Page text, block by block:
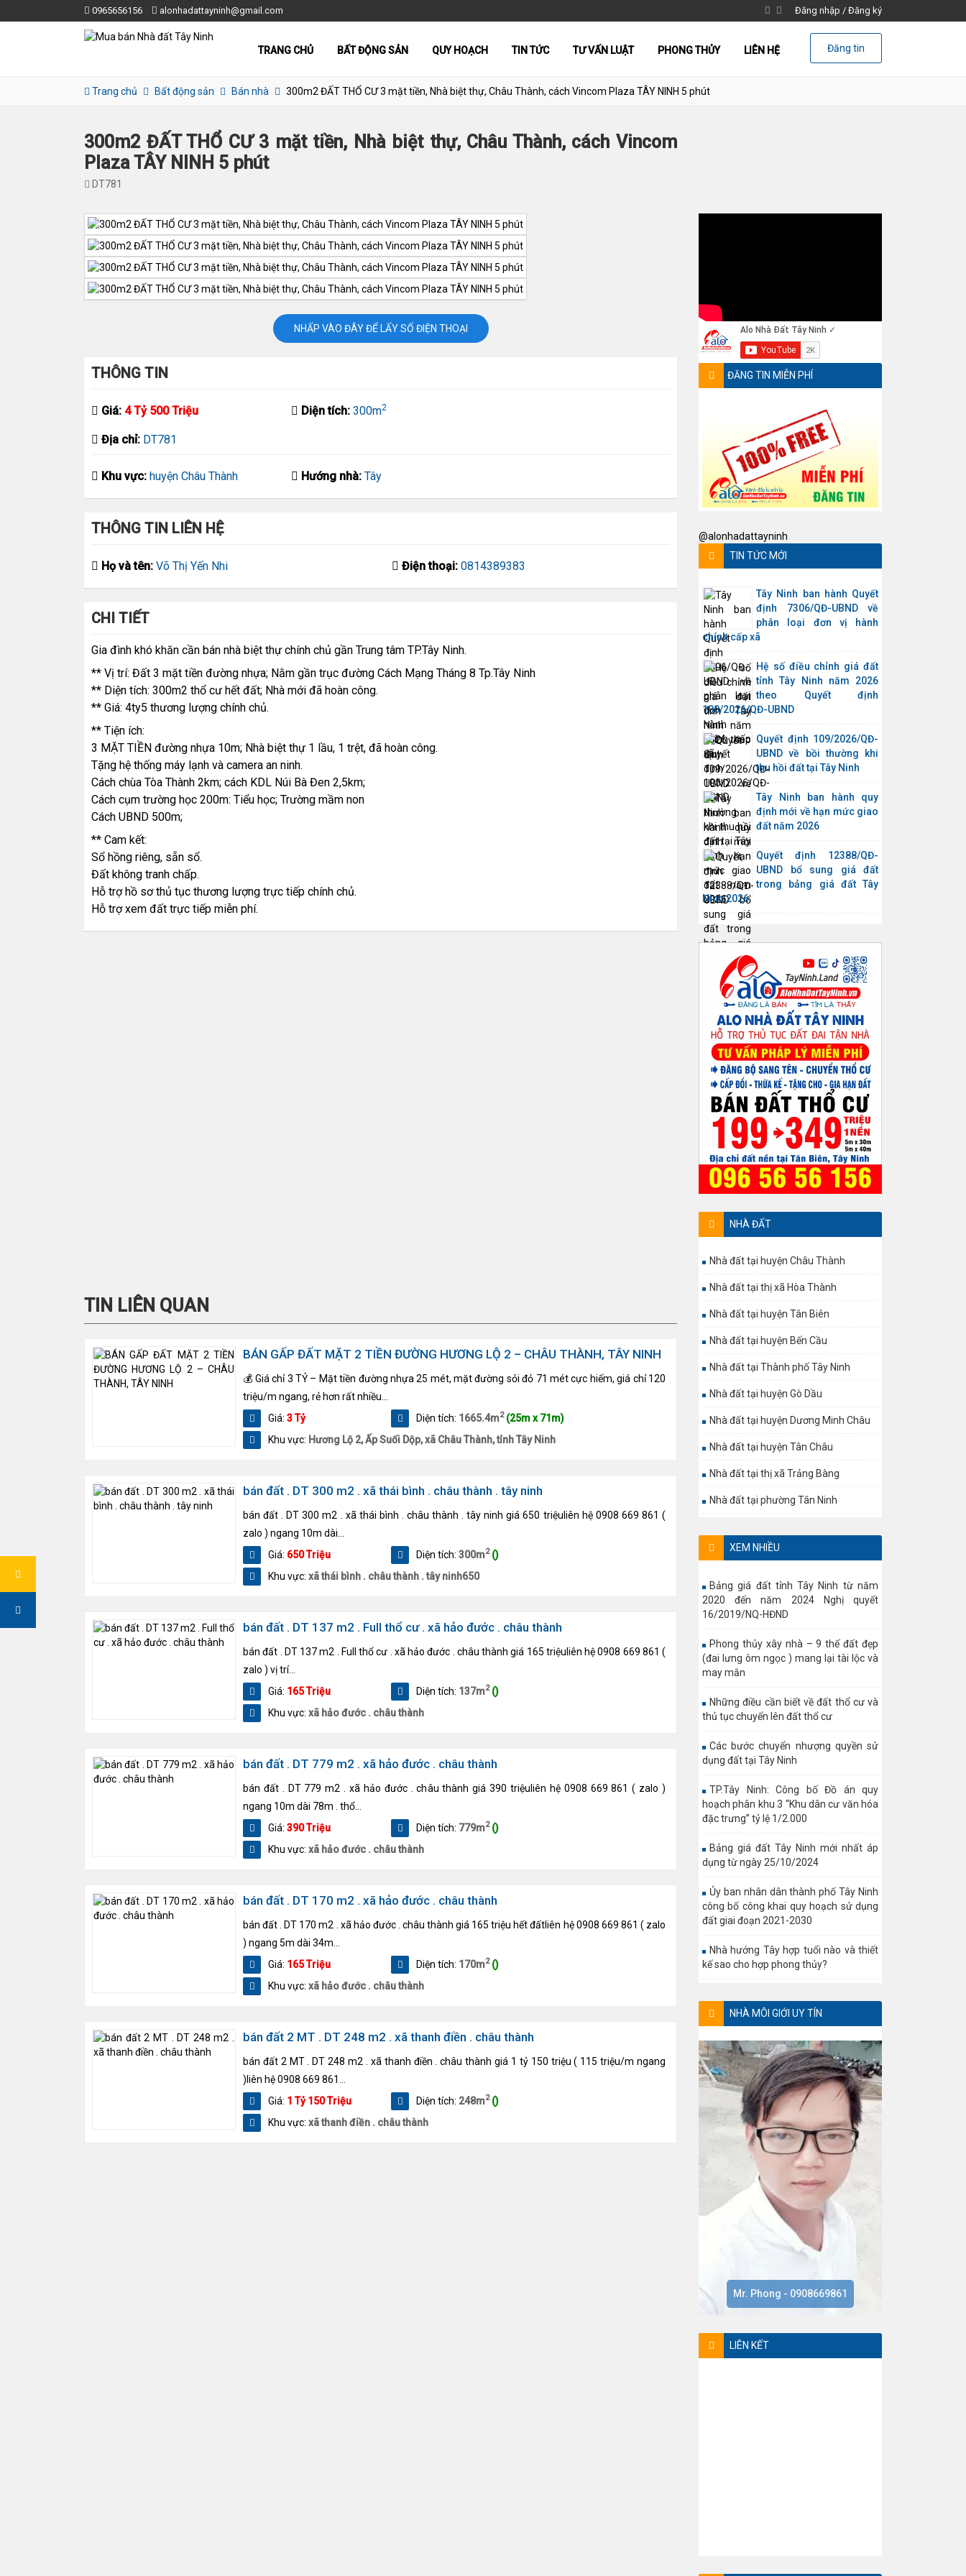
0965656156 alonhadattayninh@gmail.com Đăng nhập / Đăng ký
TRANG CHỦ BẤT ĐỘNG SẢN QUY HOẠCH TIN TỨC TƯ VẤN LUẬT PHONG THỦY LIÊN HỆ Đăng tin
Trang chủ Bất động sản Bán nhà 300m2 ĐẤT THỔ CƯ 3 mặt tiền, Nhà biệt thự, Châu Thành, cách Vincom Plaza TÂY NINH 5 phút
300m2 ĐẤT THỔ CƯ 3 mặt tiền, Nhà biệt thự, Châu Thành, cách Vincom
Plaza TÂY NINH 5 phút
DT781
NHẤP VÀO ĐÂY ĐỂ LẤY SỐ ĐIỆN THOẠI
THÔNG TIN
Giá: 4 Tỷ 500 Triệu Diện tích:300m2
Địa chỉ: DT781
Khu vực: huyện Châu Thành Hướng nhà:Tây
THÔNG TIN LIÊN HỆ
Họ và tên: Võ Thị Yến Nhi Điện thoại: 0814389383
CHI TIẾT
Gia đình khó khăn cần bán nhà biệt thự chính chủ gần Trung tâm TP.Tây Ninh.
** Vị trí: Đất 3 mặt tiền đường nhựa; Nằm gần trục đường Cách Mạng Tháng 8 Tp.Tây Ninh
** Diện tích: 300m2 thổ cư hết đất; Nhà mới đã hoàn công.
** Giá: 4ty5 thương lượng chính chủ.
** Tiện ích:
3 MẶT TIỀN đường nhựa 10m; Nhà biệt thự 1 lầu, 1 trệt, đã hoàn công.
Tặng hệ thống máy lạnh và camera an ninh.
Cách chùa Tòa Thành 2km; cách KDL Núi Bà Đen 2,5km;
Cách cụm trường học 200m: Tiểu học; Trường mầm non
Cách UBND 500m;
** Cam kết:
Sổ hồng riêng, sẵn sổ.
Đất không tranh chấp.
Hỗ trợ hồ sơ thủ tục thương lượng trực tiếp chính chủ.
Hỗ trợ xem đất trực tiếp miễn phí.
TIN LIÊN QUAN
BÁN GẤP ĐẤT MẶT 2 TIỀN ĐƯỜNG HƯƠNG LỘ 2 – CHÂU THÀNH, TÂY NINH
💰 Giá chỉ 3 TỶ – Mặt tiền đường nhựa 25 mét, mặt đường sỏi đỏ 71 mét cực hiếm, giá chỉ 120
triệu/m ngang, rẻ hơn rất nhiều...
Giá: 3 Tỷ Diện tích: 1665.4m2 (25m x 71m)
Khu vực: Hương Lộ 2, Ấp Suối Dộp, xã Châu Thành, tỉnh Tây Ninh
bán đất . DT 300 m2 . xã thái bình . châu thành . tây ninh
bán đất . DT 300 m2 . xã thái bình . châu thành . tây ninh giá 650 triệuliên hệ 0908 669 861 (
zalo ) ngang 10m dài...
Giá: 650 Triệu Diện tích: 300m2 ()
Khu vực: xã thái bình . châu thành . tây ninh650
bán đất . DT 137 m2 . Full thổ cư . xã hảo đước . châu thành
bán đất . DT 137 m2 . Full thổ cư . xã hảo đước . châu thành giá 165 triệuliên hệ 0908 669 861 (
zalo ) vị trí...
Giá: 165 Triệu Diện tích: 137m2 ()
Khu vực: xã hảo đước . châu thành
bán đất . DT 779 m2 . xã hảo đước . châu thành
bán đất . DT 779 m2 . xã hảo đước . châu thành giá 390 triệuliên hệ 0908 669 861 ( zalo )
ngang 10m dài 78m . thổ...
Giá: 390 Triệu Diện tích: 779m2 ()
Khu vực: xã hảo đước . châu thành
bán đất . DT 170 m2 . xã hảo đước . châu thành
bán đất . DT 170 m2 . xã hảo đước . châu thành giá 165 triệu hết đấtliên hệ 0908 669 861 ( zalo
) ngang 5m dài 34m...
Giá: 165 Triệu Diện tích: 170m2 ()
Khu vực: xã hảo đước . châu thành
bán đất 2 MT . DT 248 m2 . xã thanh điền . châu thành
bán đất 2 MT . DT 248 m2 . xã thanh điền . châu thành giá 1 tỷ 150 triệu ( 115 triệu/m ngang
)liên hệ 0908 669 861...
Giá: 1 Tỷ 150 Triệu Diện tích: 248m2 ()
Khu vực: xã thanh điền . châu thành
ĐĂNG TIN MIỄN PHÍ
@alonhadattayninh
TIN TỨC MỚI
Tây Ninh ban hành Quyết
định 7306/QĐ-UBND về
phân loại đơn vị hành
chính cấp xã
Hệ số điều chỉnh giá đất
tỉnh Tây Ninh năm 2026
theo Quyết định
100/2026/QĐ-UBND
Quyết định 109/2026/QĐ-
UBND về bồi thường khi
thu hồi đất tại Tây Ninh
Tây Ninh ban hành quy
định mới về hạn mức giao
đất năm 2026
Quyết định 12388/QĐ-
UBND bổ sung giá đất
trong bảng giá đất Tây
Ninh 2026
NHÀ ĐẤT
Nhà đất tại huyện Châu Thành
Nhà đất tại thị xã Hòa Thành
Nhà đất tại huyện Tân Biên
Nhà đất tại huyện Bến Cầu
Nhà đất tại Thành phố Tây Ninh
Nhà đất tại huyện Gò Dầu
Nhà đất tại huyện Dương Minh Châu
Nhà đất tại huyện Tân Châu
Nhà đất tại thị xã Trảng Bàng
Nhà đất tại phường Tân Ninh
XEM NHIỀU
Bảng giá đất tỉnh Tây Ninh từ năm
2020 đến năm 2024 Nghị quyết
16/2019/NQ-HĐND
Phong thủy xây nhà – 9 thế đất đẹp
(đai lưng ôm ngọc ) mang lại tài lộc và
may mắn
Những điều cần biết về đất thổ cư và
thủ tục chuyển lên đất thổ cư
Các bước chuyển nhượng quyền sử
dụng đất tại Tây Ninh
TP.Tây Ninh: Công bố Đồ án quy
hoạch phân khu 3 “Khu dân cư văn hóa
đặc trưng” tỷ lệ 1/2.000
Bảng giá đất Tây Ninh mới nhất áp
dụng từ ngày 25/10/2024
Ủy ban nhân dân thành phố Tây Ninh
công bố công khai quy hoạch sử dụng
đất giai đoạn 2021-2030
Nhà hướng Tây hợp tuổi nào và thiết
kế sao cho hợp phong thủy?
NHÀ MÔI GIỚI UY TÍN
Mr. Phong - 0908669861
LIÊN KẾT